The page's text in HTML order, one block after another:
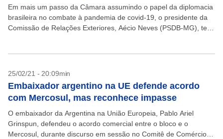
Em mais um passo da Câmara assumindo o papel da diplomacia
brasileira no combate à pandemia de covid-19, o presidente da
Comissão de Relações Exteriores, Aécio Neves (PSDB-MG), terá
25/02/21 - 20:09min
Embaixador argentino na UE defende acordo
com Mercosul, mas reconhece impasse
O embaixador da Argentina na União Europeia, Pablo Ariel
Grinspun, defendeu o acordo comercial entre o bloco e o
Mercosul, durante discurso em sessão no Comitê de Comércio